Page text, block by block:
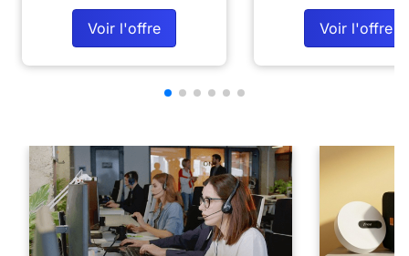
Voir l'offre Voir l'offre